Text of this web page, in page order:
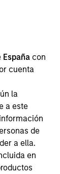
España con
cuenta
la
a este
de
a ella.
en
he
co-